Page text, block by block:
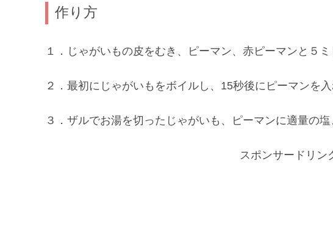
作り方
１．じゃがいもの皮をむき、ピーマン、赤ピーマンと５
２．最初にじゃがいもをボイルし、15秒後にピーマンを
３．ザルでお湯を切ったじゃがいも、ピーマンに適量の
スポンサードリン